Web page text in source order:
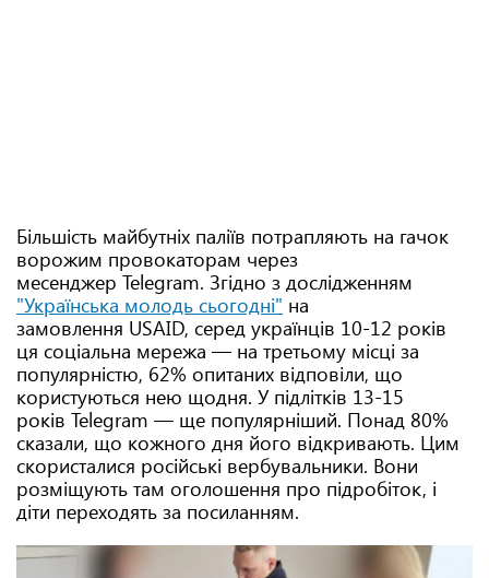
Більшість майбутніх паліїв потрапляють на гачок
ворожим провокаторам через
месенджер Telegram. Згідно з дослідженням
"Українська молодь сьогодні" на
замовлення USAID, серед українців 10-12 років
ця соціальна мережа — на третьому місці за
популярністю, 62% опитаних відповіли, що
користуються нею щодня. У підлітків 13-15
років Telegram — ще популярніший. Понад 80%
сказали, що кожного дня його відкривають. Цим
скористалися російські вербувальники. Вони
розміщують там оголошення про підробіток, і
діти переходять за посиланням.